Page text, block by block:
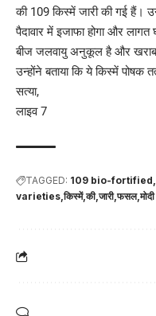
की 109 किस्‍में जारी की गई हैं।
पैदावार में इजाफा होगा और
बीज जलवायु अनुकूल है और खराब
उन्‍होंने बताया कि ये किस्‍में पोषक
सत्या,
लाइव 7
TAGGED: 109 bio-fortified
varieties किस्में की जारी फसल मोदी